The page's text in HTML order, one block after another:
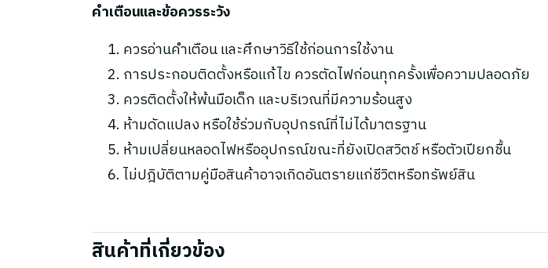
คำเตือนและข้อควรระวัง
ควรอ่านคำเตือน และศึกษาวิธีใช้ก่อนการใช้งาน
การประกอบติดตั้งหรือแก้ไข ควรตัดไฟก่อนทุกครั้งเพื่อความปลอดภัย
ควรติดตั้งให้พ้นมือเด็ก และบริเวณที่มีความร้อนสูง
ห้ามดัดแปลง หรือใช้ร่วมกับอุปกรณ์ที่ไม่ได้มาตรฐาน
ห้ามเปลี่ยนหลอดไฟหรืออุปกรณ์ขณะที่ยังเปิดสวิตช์ หรือตัวเปียกชื้น
ไม่ปฎิบัติตามคู่มือสินค้าอาจเกิดอันตรายแก่ชีวิตหรือทรัพย์สิน
สินค้าที่เกี่ยวข้อง